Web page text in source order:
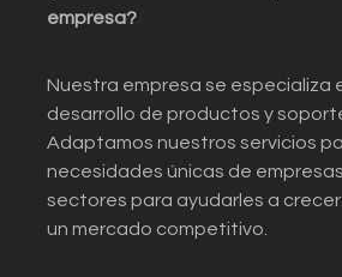
empresa?
Nuestra empresa se especializa
desarrollo de productos y
Adaptamos nuestros servicios
necesidades únicas de
sectores para ayudarles a
un mercado competitivo.